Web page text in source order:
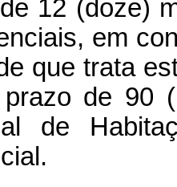
12 (doze)
em
que trata
de 90
de